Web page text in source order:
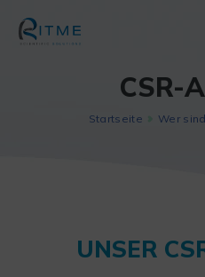
content
CSR-
Startseite Wer
UNSER